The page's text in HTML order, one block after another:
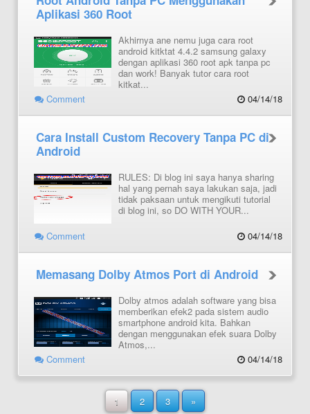
Aplikasi 360 Root
Akhirnya ane nemu juga cara root
android kitktat 4.4.2 samsung galaxy
dengan aplikasi 360 root apk tanpa pc
dan work! Banyak tutor cara root
kitkat...
Comment
04/14/18
Cara Install Custom Recovery Tanpa PC di
Android
RULES: Di blog ini saya hanya sharing
hal yang pernah saya lakukan saja, jadi
tidak paksaan untuk mengikuti tutorial
di blog ini, so DO WITH YOUR...
Comment
04/14/18
Memasang Dolby Atmos Port di Android
Dolby atmos adalah software yang bisa
memberikan efek2 pada sistem audio
smartphone android kita. Bahkan
dengan menggunakan efek suara Dolby
Atmos,...
Comment
04/14/18
1 2 3 »